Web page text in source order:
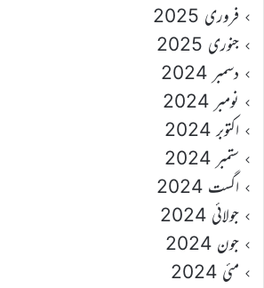
فروری 2025
جنوری 2025
دسمبر 2024
نومبر 2024
اکتوبر 2024
ستمبر 2024
اگست 2024
جولائی 2024
جون 2024
مئی 2024